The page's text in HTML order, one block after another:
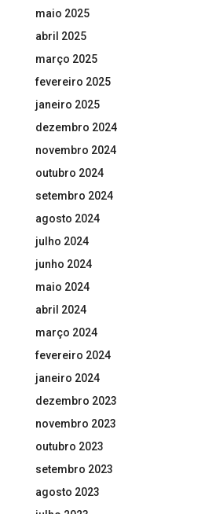
maio 2025
abril 2025
março 2025
fevereiro 2025
janeiro 2025
dezembro 2024
novembro 2024
outubro 2024
setembro 2024
agosto 2024
julho 2024
junho 2024
maio 2024
abril 2024
março 2024
fevereiro 2024
janeiro 2024
dezembro 2023
novembro 2023
outubro 2023
setembro 2023
agosto 2023